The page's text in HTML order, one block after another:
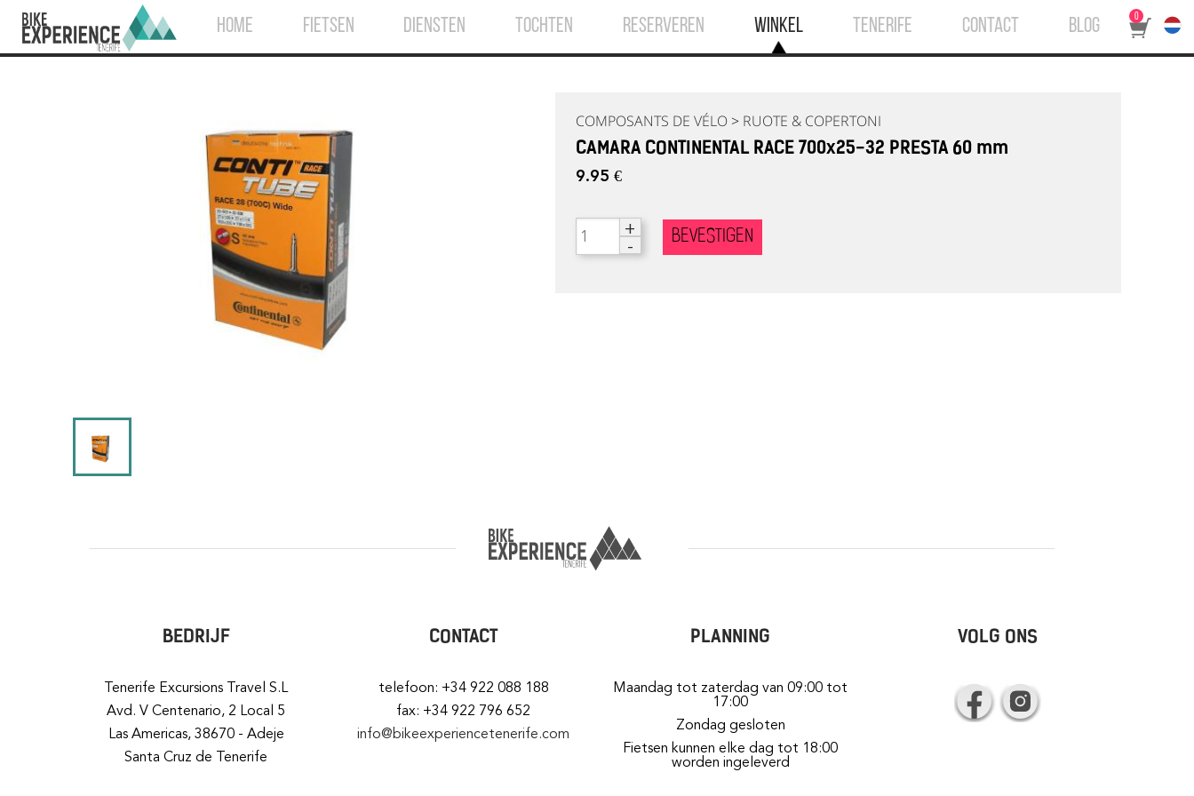
HOME FIETSEN DIENSTEN TOCHTEN RESERVEREN WINKEL TENERIFE CONTACT BLOG 0
COMPOSANTS DE VÉLO> RUOTE & COPERTONI
CAMARA CONTINENTAL RACE 700x25-32 PRESTA 60 mm
9.95 €
+
-
BEVESTIGEN
BEDRIJF
Tenerife Excursions Travel S.L
Avd. V Centenario, 2 Local 5
Las Americas, 38670 - Adeje
Santa Cruz de Tenerife
CONTACT
telefoon: +34 922 088 188
fax: +34 922 796 652
info@bikeexperiencetenerife.com
PLANNING
Maandag tot zaterdag van 09:00 tot
17:00
Zondag gesloten
Fietsen kunnen elke dag tot 18:00
worden ingeleverd
VOLG ONS